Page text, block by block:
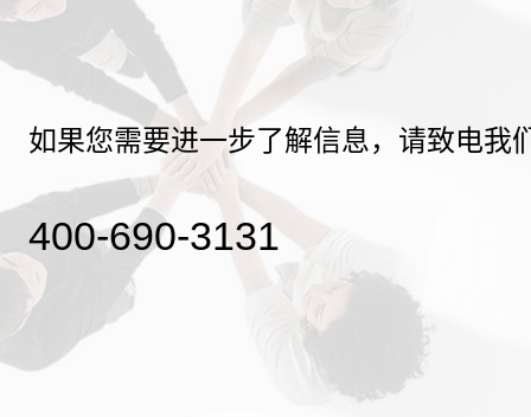
如果您需要进一步了解信息，请致电我
400-690-3131